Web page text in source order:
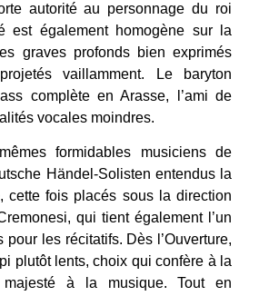
autorité au personnage du roi
est également homogène sur la
graves profonds bien exprimés
vaillamment. Le baryton
complète en Arasse, l’ami de
vocales moindres.
formidables musiciens de
Händel-Solisten entendus la
, cette fois placés sous la direction
qui tient également l’un
les récitatifs. Dès l’Ouverture,
plutôt lents, choix qui confère à la
à la musique. Tout en